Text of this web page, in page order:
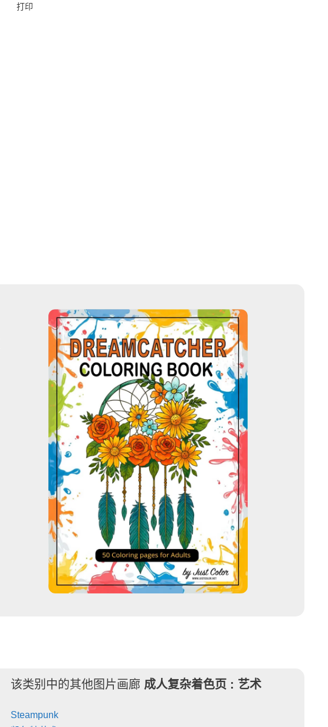
打印
该类别中的其他图片画廊 成人复杂着色页 : 艺术
Steampunk